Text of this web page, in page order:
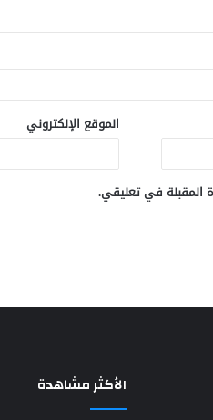
الموقع الإلكتروني
المقبلة في تعليقي.
الأكثر مشاهدة